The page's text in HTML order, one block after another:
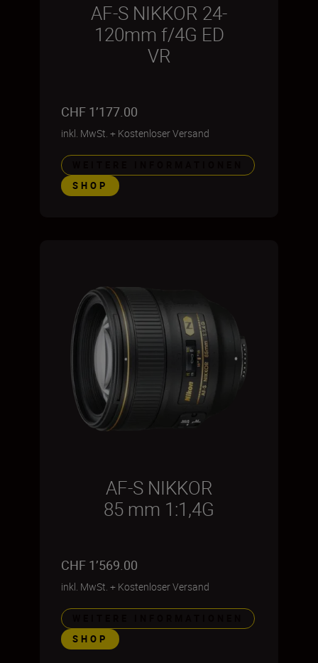
AF-S NIKKOR 24-
120mm f/4G ED
VR
CHF 1’177.00
inkl. MwSt. + Kostenloser Versand
SHOP
AF-S NIKKOR
85 mm 1:1,4G
CHF 1’569.00
inkl. MwSt. + Kostenloser Versand
SHOP